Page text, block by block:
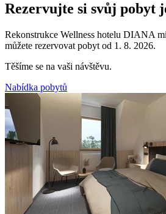
Rezervujte si svůj pobyt
Rekonstrukce Wellness hotelu DIANA
můžete rezervovat pobyt od 1. 8. 2026.
Těšíme se na vaši návštěvu.
Nabídka pobytů